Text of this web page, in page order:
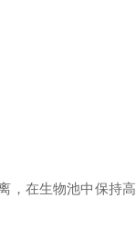
，在生物池中保持